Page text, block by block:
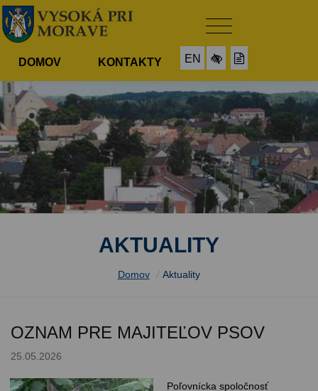
DOMOV KONTAKTY EN
AKTUALITY
Domov / Aktuality
OZNAM PRE MAJITEĽOV PSOV
25.05.2026
Poľovnícka spoločnosť